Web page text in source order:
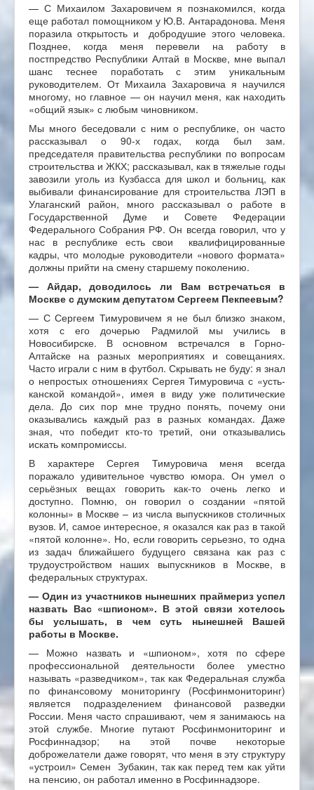
— С Михаилом Захаровичем я познакомился, когда
еще работал помощником у Ю.В. Антарадонова. Меня
поразила открытость и добродушие этого человека.
Позднее, когда меня перевели на работу в
постпредство Республики Алтай в Москве, мне выпал
шанс теснее поработать с этим уникальным
руководителем. От Михаила Захаровича я научился
многому, но главное — он научил меня, как находить
«общий язык» с любым чиновником.
Мы много беседовали с ним о республике, он часто
рассказывал о 90-х годах, когда был зам.
председателя правительства республики по вопросам
строительства и ЖКХ; рассказывал, как в тяжелые годы
завозили уголь из Кузбасса для школ и больниц, как
выбивали финансирование для строительства ЛЭП в
Улаганский район, много рассказывал о работе в
Государственной Думе и Совете Федерации
Федерального Собрания РФ. Он всегда говорил, что у
нас в республике есть свои квалифицированные
кадры, что молодые руководители «нового формата»
должны прийти на смену старшему поколению.
— Айдар, доводилось ли Вамвстречаться в
Москве с думским депутатом Сергеем Пекпеевым?
— С Сергеем Тимуровичем я не был близко знаком,
хотя с его дочерью Радмилой мы учились в
Новосибирске. В основном встречался в Горно-
Алтайске на разных мероприятиях и совещаниях.
Часто играли с ним в футбол. Скрывать не буду: я знал
о непростых отношениях Сергея Тимуровича с «усть-
канской командой», имея в виду уже политические
дела. До сих пор мне трудно понять, почему они
оказывались каждый раз в разных командах. Даже
зная, что победит кто-то третий, они отказывались
искать компромиссы.
В характере Сергея Тимуровича меня всегда
поражало удивительное чувство юмора. Он умел о
серьёзных вещах говорить как-то очень легко и
доступно. Помню, он говорил о создании «пятой
колонны» в Москве – из числа выпускников столичных
вузов. И, самое интересное, я оказался как раз в такой
«пятой колонне». Но, если говорить серьезно, то одна
из задач ближайшего будущего связана как раз с
трудоустройством наших выпускников в Москве, в
федеральных структурах.
— Один из участников нынешних праймериз успел
назвать Вас «шпионом». В этой связи хотелось
бы услышать, в чем суть нынешней Вашей
работы в Москве.
— Можно назвать и «шпионом», хотя по сфере
профессиональной деятельности более уместно
называть «разведчиком», так как Федеральная служба
по финансовому мониторингу (Росфинмониторинг)
является подразделением финансовой разведки
России. Меня часто спрашивают, чем я занимаюсь на
этой службе. Многие путают Росфинмониторинг и
Росфиннадзор; на этой почве некоторые
доброжелатели даже говорят, что меня в эту структуру
«устроил» Семен Зубакин, так как перед тем как уйти
на пенсию, он работал именно в Росфиннадзоре.